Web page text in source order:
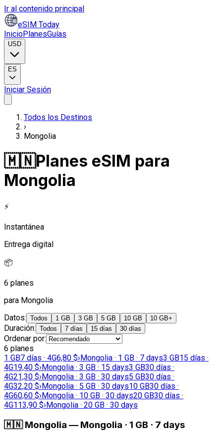
Ir al contenido principal
eSIM Today
InicioPlanesGuías
USD
ES
Iniciar Sesión
Todos los Destinos
›
Mongolia
🇲🇳Planes eSIM para
Mongolia
⚡
Instantánea
Entrega digital
📦
6 planes
para Mongolia
Datos: Todos 1 GB 3 GB 5 GB 10 GB 10 GB+
Duración: Todos 7 días 15 días 30 días
Ordenar por:
6 planes
1 GB7 días · 4G6,80 $›Mongolia · 1 GB · 7 days3 GB15 días ·
4G19,40 $›Mongolia · 3 GB · 15 days3 GB30 días ·
4G21,30 $›Mongolia · 3 GB · 30 days5 GB30 días ·
4G32,20 $›Mongolia · 5 GB · 30 days10 GB30 días ·
4G60,60 $›Mongolia · 10 GB · 30 days20 GB30 días ·
4G113,90 $›Mongolia · 20 GB · 30 days
🇲🇳 Mongolia — Mongolia · 1 GB · 7 days